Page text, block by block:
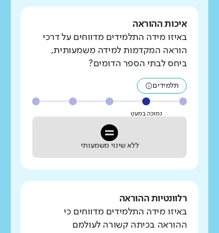
איכות ההוראה
באיזו מידה התלמידים מדווחים על דרכי
הוראה המקדמות למידה משמעותית,
ביחס לבתי הספר הדומים?
תלמידים
נמוכה במעט
ללא שינוי משמעותי
רלוונטיות ההוראה
באיזו מידה התלמידים מדווחים כי
ההוראה בכיתה קשורה לעולמם